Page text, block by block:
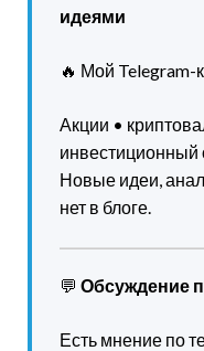
идеями
🔥 Мой Telegram-
Акции •
инвестиционный
Новые идеи,
нет в блоге.
💬 Обсуждение
Есть мнение по